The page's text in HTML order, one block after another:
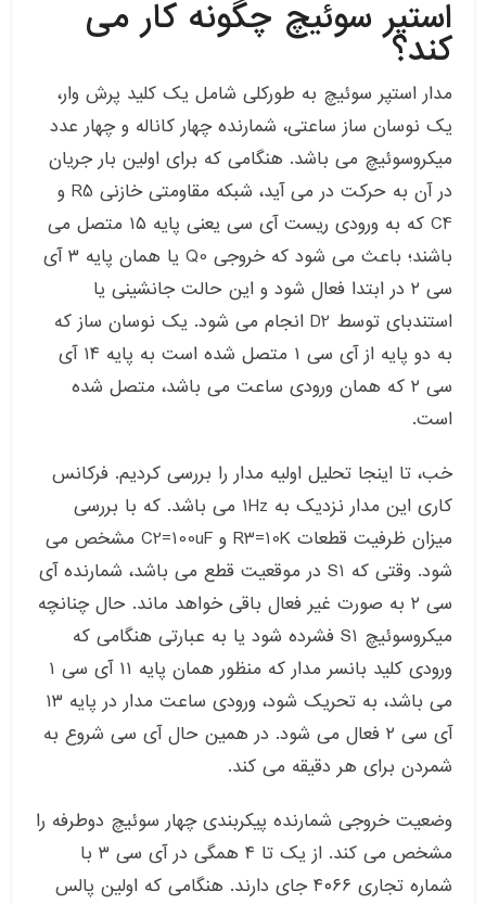
استپر سوئیچ چگونه کار می
کند؟
مدار استپر سوئیچ به طورکلی شامل یک کلید پرش وار،
یک نوسان ساز ساعتی، شمارنده چهار کاناله و چهار عدد
میکروسوئیچ می باشد. هنگامی که برای اولین بار جریان
در آن به حرکت در می آید، شبکه مقاومتی خازنی R5 و
C4 که به ورودی ریست آی سی یعنی پایه ۱۵ متصل می
باشند؛ باعث می شود که خروجی Q0 یا همان پایه ۳ آی
سی ۲ در ابتدا فعال شود و این حالت جانشینی یا
استندبای توسط D2 انجام می شود. یک نوسان ساز که
به دو پایه از آی سی ۱ متصل شده است به پایه ۱۴ آی
سی ۲ که همان ورودی ساعت می باشد، متصل شده
است.
خب، تا اینجا تحلیل اولیه مدار را بررسی کردیم. فرکانس
کاری این مدار نزدیک به ۱Hz می باشد. که با بررسی
میزان ظرفیت قطعات R3=10K و C2=100uF مشخص می
شود. وقتی که S1 در موقعیت قطع می باشد، شمارنده آی
سی ۲ به صورت غیر فعال باقی خواهد ماند. حال چنانچه
میکروسوئیچ S1 فشرده شود یا به عبارتی هنگامی که
ورودی کلید بانسر مدار که منظور همان پایه ۱۱ آی سی ۱
می باشد، به تحریک شود، ورودی ساعت مدار در پایه ۱۳
آی سی ۲ فعال می شود. در همین حال آی سی شروع به
شمردن برای هر دقیقه می کند.
وضعیت خروجی شمارنده پیکربندی چهار سوئیچ دوطرفه را
مشخص می کند. از یک تا ۴ همگی در آی سی ۳ با
شماره تجاری ۴۰۶۶ جای دارند. هنگامی که اولین پالس